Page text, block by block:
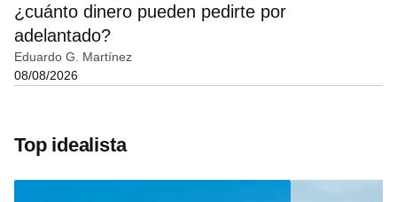
¿cuánto dinero pueden pedirte por
adelantado?
Eduardo G. Martínez
08/08/2026
Top idealista